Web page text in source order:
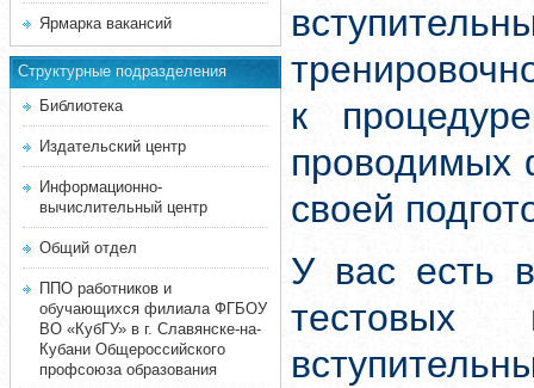
Ярмарка вакансий
Структурные подразделения
Библиотека
Издательский центр
Информационно-
вычислительный центр
Общий отдел
ППО работников и
обучающихся филиала ФГБОУ
ВО «КубГУ» в г. Славянске-на-
Кубани Общероссийского
профсоюза образования
к
проводимых
своей
У вас есть
тестовых